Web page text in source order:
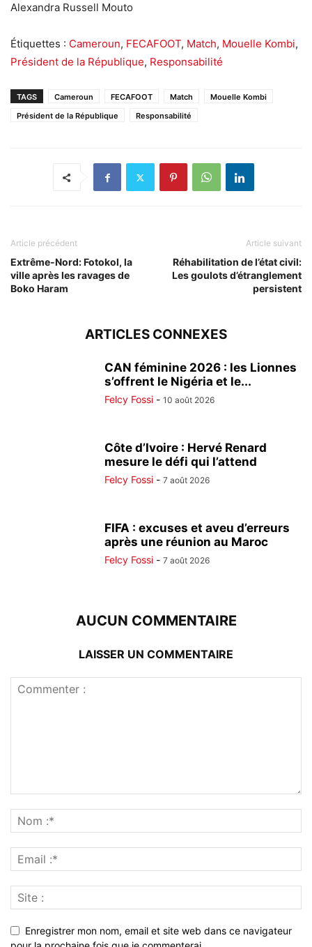
Alexandra Russell Mouto
Étiquettes : Cameroun, FECAFOOT, Match, Mouelle Kombi,
Président de la République, Responsabilité
TAGS Cameroun FECAFOOT Match
Mouelle Kombi
Président de la République
Responsabilité
Article précédent
Extrême-Nord: Fotokol, la
ville après les ravages de
Boko Haram
Article suivant
Réhabilitation de l’état civil:
Les goulots d’étranglement
persistent
ARTICLES CONNEXES
CAN féminine 2026 : les Lionnes
s’offrent le Nigéria et le...
Felcy Fossi - 10 août 2026
Côte d’Ivoire : Hervé Renard
mesure le défi qui l’attend
Felcy Fossi - 7 août 2026
FIFA : excuses et aveu d’erreurs
après une réunion au Maroc
Felcy Fossi - 7 août 2026
AUCUN COMMENTAIRE
LAISSER UN COMMENTAIRE
Enregistrer mon nom, email et site web dans ce navigateur